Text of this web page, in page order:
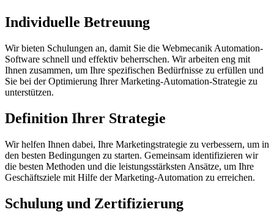
Individuelle Betreuung
Wir bieten Schulungen an, damit Sie die Webmecanik Automation-
Software schnell und effektiv beherrschen. Wir arbeiten eng mit
Ihnen zusammen, um Ihre spezifischen Bedürfnisse zu erfüllen und
Sie bei der Optimierung Ihrer Marketing-Automation-Strategie zu
unterstützen.
Definition Ihrer Strategie
Wir helfen Ihnen dabei, Ihre Marketingstrategie zu verbessern, um in
den besten Bedingungen zu starten. Gemeinsam identifizieren wir
die besten Methoden und die leistungsstärksten Ansätze, um Ihre
Geschäftsziele mit Hilfe der Marketing-Automation zu erreichen.
Schulung und Zertifizierung